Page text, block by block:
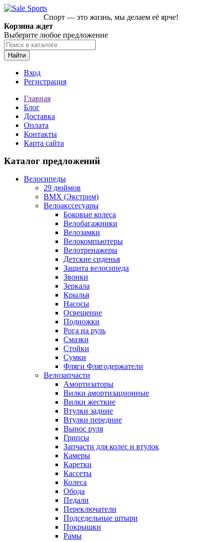
Спорт — это жизнь, мы делаем её ярче!
Корзина ждет
Выберите любое предложение
Найти
Вход
Регистрация
Главная
Блог
Доставка
Оплата
Контакты
Карта сайта
Каталог предложений
Велосипеды
29 дюймов
BMX (Экстрим)
Велоакссесуары
Боковые колеса
Велобагажники
Велозамки
Велокомпьютеры
Велотренажеры
Детские сиденья
Защита велосипеда
Звонки
Зеркала
Крылья
Насосы
Освещение
Подножки
Рога на руль
Смазки
Стойки
Сумки
Фляги Флягодержатели
Велозапчасти
Амортизаторы
Вилки амортизационные
Вилки жесткие
Втулки задние
Втулки передние
Вынос руля
Грипсы
Запчасти для колес и втулок
Камеры
Каретки
Кассеты
Колеса
Обода
Педали
Переключатели
Подседельные штыри
Покрышки
Рамы